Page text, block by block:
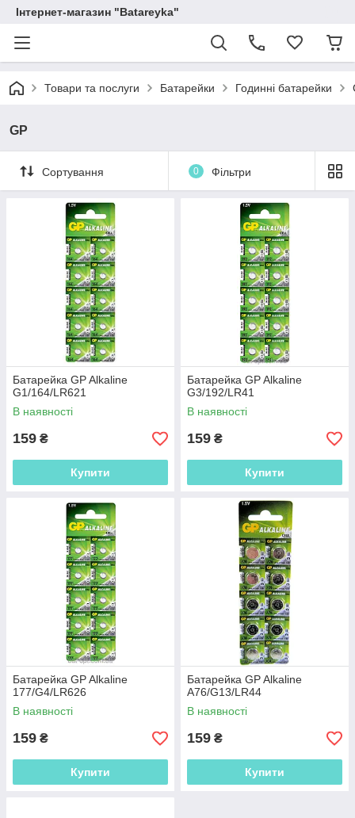
Інтернет-магазин "Batareyka"
Товари та послуги Батарейки Годинні батарейки
GP
Сортування 0 Фільтри
Батарейка GP Alkaline
G1/164/LR621
В наявності
159 ₴
Купити
Батарейка GP Alkaline
G3/192/LR41
В наявності
159 ₴
Купити
Батарейка GP Alkaline
177/G4/LR626
В наявності
159 ₴
Купити
Батарейка GP Alkaline
A76/G13/LR44
В наявності
159 ₴
Купити